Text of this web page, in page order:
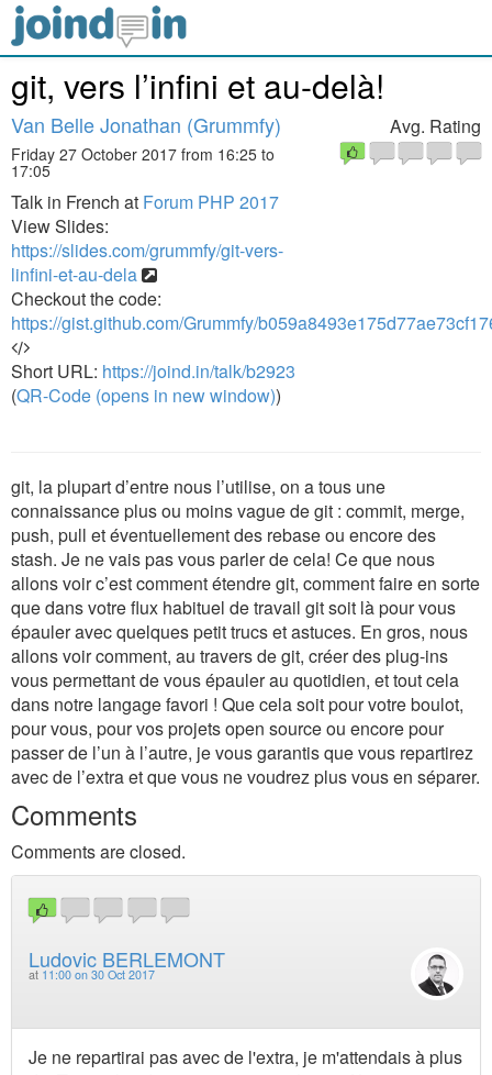
git, vers l’infini et au-delà!
Van Belle Jonathan (Grummfy)
Friday 27 October 2017 from 16:25 to
17:05
Talk in French at Forum PHP 2017
View Slides:
https://slides.com/grummfy/git-vers-
linfini-et-au-dela
Checkout the code:
https://gist.github.com/Grummfy/
Short URL: https://joind.in/talk/b2923
(QR-Code (opens in new window))
Avg. Rating
git, la plupart d’entre nous l’utilise, on a tous une
connaissance plus ou moins vague de git : commit, merge,
push, pull et éventuellement des rebase ou encore des
stash. Je ne vais pas vous parler de cela! Ce que nous
allons voir c’est comment étendre git, comment faire en sorte
que dans votre flux habituel de travail git soit là pour vous
épauler avec quelques petit trucs et astuces. En gros, nous
allons voir comment, au travers de git, créer des plug-ins
vous permettant de vous épauler au quotidien, et tout cela
dans notre langage favori ! Que cela soit pour votre boulot,
pour vous, pour vos projets open source ou encore pour
passer de l’un à l’autre, je vous garantis que vous repartirez
avec de l’extra et que vous ne voudrez plus vous en séparer.
Comments
Comments are closed.
Ludovic BERLEMONT
at 11:00 on 30 Oct 2017
Je ne repartirai pas avec de l'extra, je m'attendais à plus